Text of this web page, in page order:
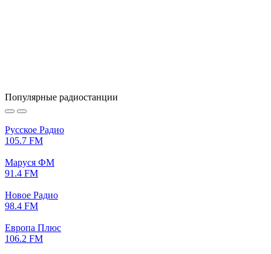
Популярные радиостанции
Русское Радио
105.7 FM
Маруся ФМ
91.4 FM
Новое Радио
98.4 FM
Европа Плюс
106.2 FM